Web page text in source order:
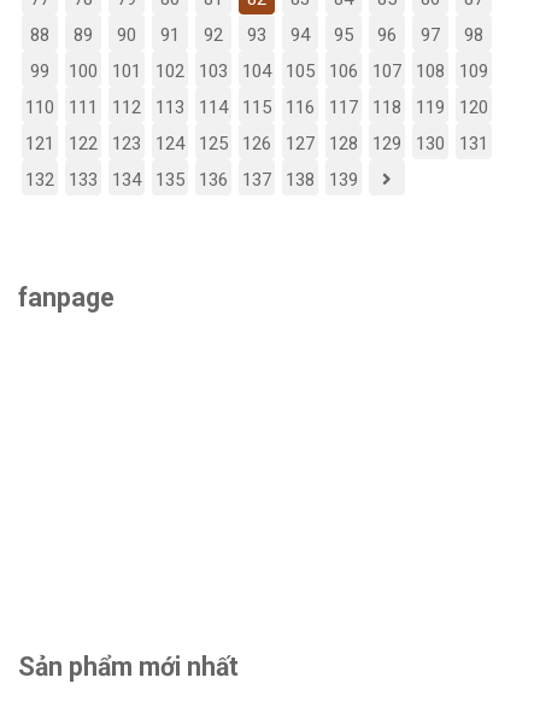
88
89 90 91 92 93 94 95 96 97
98
99
100 101 102 103 104 105 106 107 108
109
110
111 112 113 114 115 116 117 118 119
120
121
122 123 124 125 126 127 128 129 130
131
132
133 134 135 136 137 138 139
fanpage
Sản phẩm mới nhất